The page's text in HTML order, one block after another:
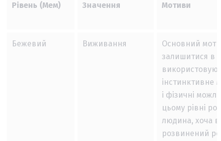
Рівень (Мем) Значення Мотиви
Бежевий Виживання
Основний
залишитися в
інстинктивне
і фізичні
цьому рівні
людина, хоча
розвинений